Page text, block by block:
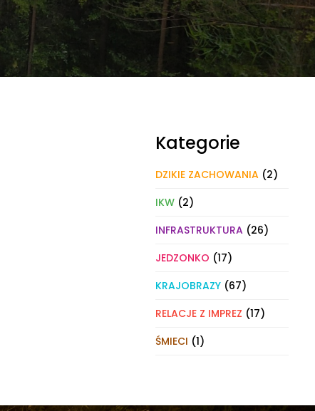
Kategorie
DZIKIE ZACHOWANIA (2)
IKW (2)
INFRASTRUKTURA (26)
JEDZONKO (17)
KRAJOBRAZY (67)
RELACJE Z IMPREZ (17)
ŚMIECI (1)